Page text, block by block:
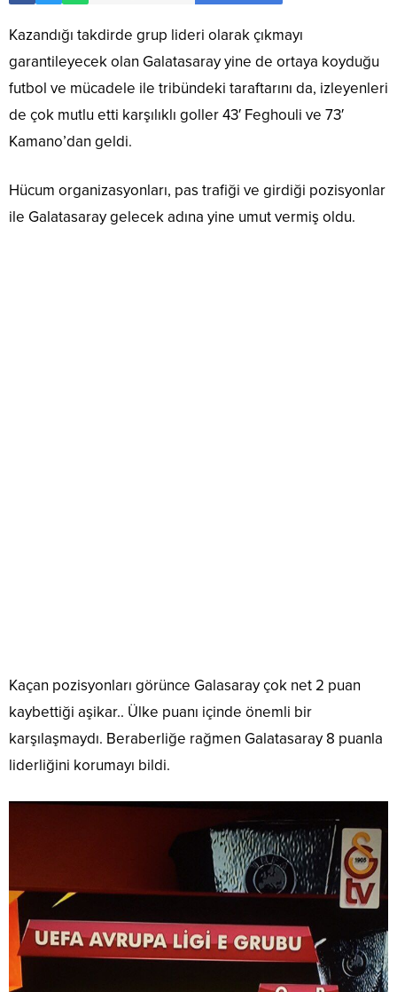
Kazandığı takdirde grup lideri olarak çıkmayı
garantileyecek olan Galatasaray yine de ortaya koyduğu
futbol ve mücadele ile tribündeki taraftarını da, izleyenleri
de çok mutlu etti karşılıklı goller 43′ Feghouli ve 73′
Kamano’dan geldi.
Hücum organizasyonları, pas trafiği ve girdiği pozisyonlar
ile Galatasaray gelecek adına yine umut vermiş oldu.
Kaçan pozisyonları görünce Galasaray çok net 2 puan
kaybettiği aşikar.. Ülke puanı içinde önemli bir
karşılaşmaydı. Beraberliğe rağmen Galatasaray 8 puanla
liderliğini korumayı bildi.